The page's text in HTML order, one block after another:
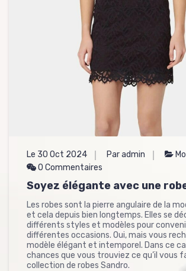
Le 30 Oct 2024 Par admin
0 Commentaires
Soyez élégante avec une
Les robes sont la pierre angulaire de la
et cela depuis bien longtemps. Elles se
différents styles et modèles pour
différentes occasions. Oui, mais vous
modèle élégant et intemporel. Dans ce
chances que vous trouviez ce qu’il vous
collection de robes Sandro.